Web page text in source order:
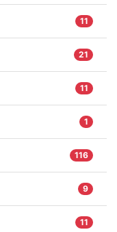
11
21
11
1
116
9
11